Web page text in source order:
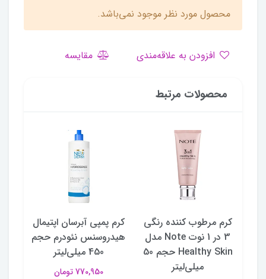
محصول مورد نظر موجود نمی‌باشد.
مقایسه
محصولات مرتبط
کرم مرطوب کننده رنگی
3 در 1 نوت Note مدل
Healthy Skin حجم 50
میلی‌لیتر
کرم پمپی آبرسان اپتیمال
هیدروسنس نئودرم حجم
450 میلی‌لیتر
770,950 تومان